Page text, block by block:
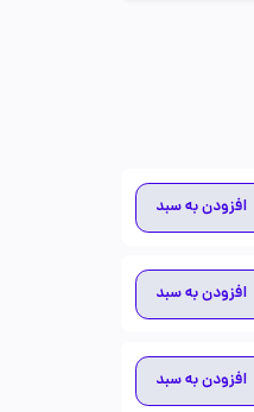
افزودن به سبد
افزودن به سبد
افزودن به سبد